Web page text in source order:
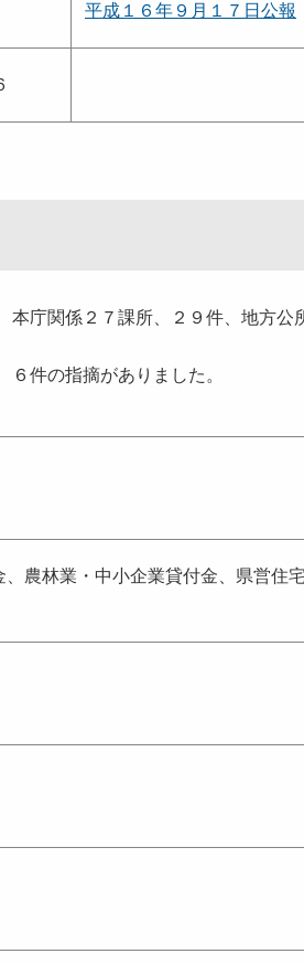
平成１６年９月１７日公報
庁関係２７課所、２９件、地方公
件の指摘がありました。
農林業・中小企業貸付金、県営住